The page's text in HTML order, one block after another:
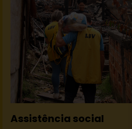
Assistência social